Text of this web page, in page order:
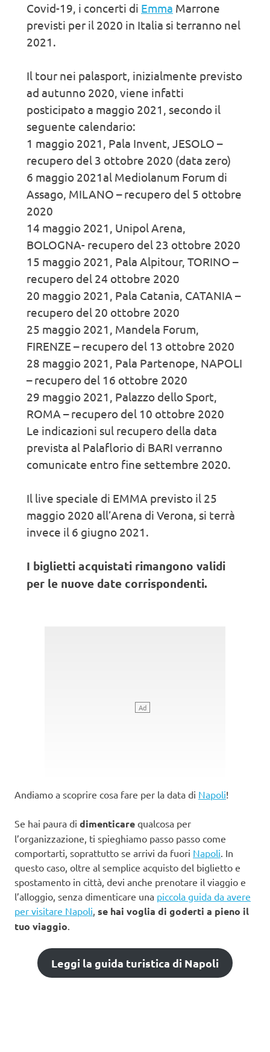
Covid-19, i concerti di Emma Marrone
previsti per il 2020 in Italia si terranno nel
2021.
Il tour nei palasport, inizialmente previsto
ad autunno 2020, viene infatti
posticipato a maggio 2021, secondo il
seguente calendario:
1 maggio 2021, Pala Invent, JESOLO –
recupero del 3 ottobre 2020 (data zero)
6 maggio 2021al Mediolanum Forum di
Assago, MILANO – recupero del 5 ottobre
2020
14 maggio 2021, Unipol Arena,
BOLOGNA- recupero del 23 ottobre 2020
15 maggio 2021, Pala Alpitour, TORINO –
recupero del 24 ottobre 2020
20 maggio 2021, Pala Catania, CATANIA –
recupero del 20 ottobre 2020
25 maggio 2021, Mandela Forum,
FIRENZE – recupero del 13 ottobre 2020
28 maggio 2021, Pala Partenope, NAPOLI
– recupero del 16 ottobre 2020
29 maggio 2021, Palazzo dello Sport,
ROMA – recupero del 10 ottobre 2020
Le indicazioni sul recupero della data
prevista al Palaflorio di BARI verranno
comunicate entro fine settembre 2020.
Il live speciale di EMMA previsto il 25
maggio 2020 all’Arena di Verona, si terrà
invece il 6 giugno 2021.
I biglietti acquistati rimangono validi
per le nuove date corrispondenti.
Andiamo a scoprire cosa fare per la data di Napoli!
Se hai paura di dimenticare qualcosa per
l’organizzazione, ti spieghiamo passo passo come
comportarti, soprattutto se arrivi da fuori Napoli . In
questo caso, oltre al semplice acquisto del biglietto e
spostamento in città, devi anche prenotare il viaggio e
l’alloggio, senza dimenticare una piccola guida da avere
per visitare Napoli se hai voglia di goderti a pieno il
tuo viaggio
Leggi la guida turistica di Napoli